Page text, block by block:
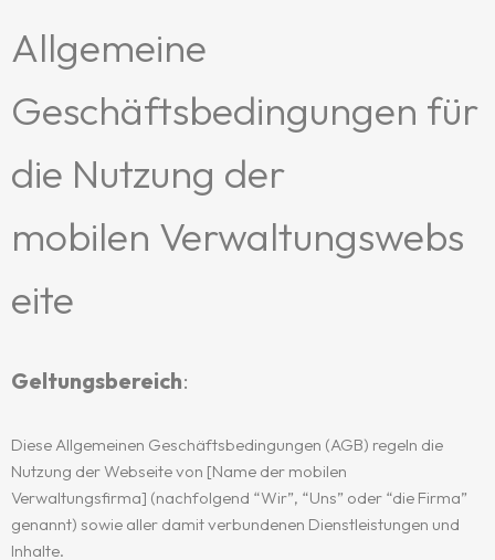
Allgemeine
Geschäftsbedingungen für
die Nutzung der
mobilen Verwaltungswebs
eite
Geltungsbereich:
Diese Allgemeinen Geschäftsbedingungen (AGB) regeln die
Nutzung der Webseite von [Name der mobilen
Verwaltungsfirma] (nachfolgend “Wir”, “Uns” oder “die Firma”
genannt) sowie aller damit verbundenen Dienstleistungen und
Inhalte.